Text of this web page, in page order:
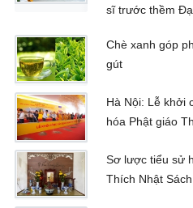
sĩ trước thềm
Chè xanh góp
gút
Hà Nội: Lễ khởi
hóa Phật giáo
Sơ lược tiểu sử
Thích Nhật